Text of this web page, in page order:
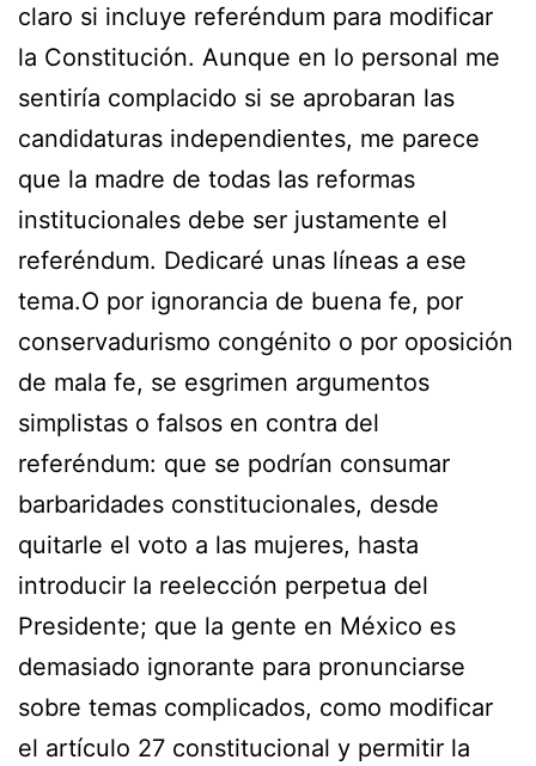
claro si incluye referéndum para modificar
la Constitución. Aunque en lo personal me
sentiría complacido si se aprobaran las
candidaturas independientes, me parece
que la madre de todas las reformas
institucionales debe ser justamente el
referéndum. Dedicaré unas líneas a ese
tema.O por ignorancia de buena fe, por
conservadurismo congénito o por oposición
de mala fe, se esgrimen argumentos
simplistas o falsos en contra del
referéndum: que se podrían consumar
barbaridades constitucionales, desde
quitarle el voto a las mujeres, hasta
introducir la reelección perpetua del
Presidente; que la gente en México es
demasiado ignorante para pronunciarse
sobre temas complicados, como modificar
el artículo 27 constitucional y permitir la